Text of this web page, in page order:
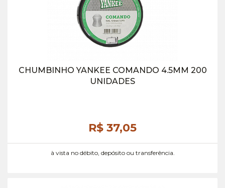
CHUMBINHO YANKEE COMANDO 4.5MM 200
UNIDADES
R$ 37,05
à vista no débito, depósito ou transferência.